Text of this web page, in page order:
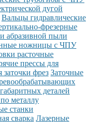
дугой
Вальцы гидравлические
фрезерные
абразивной пыли
ножницы с ЧПУ
расточные
прессы для
заточки фрез Заточные
деталей
металлу
станки
сварка Лазерные